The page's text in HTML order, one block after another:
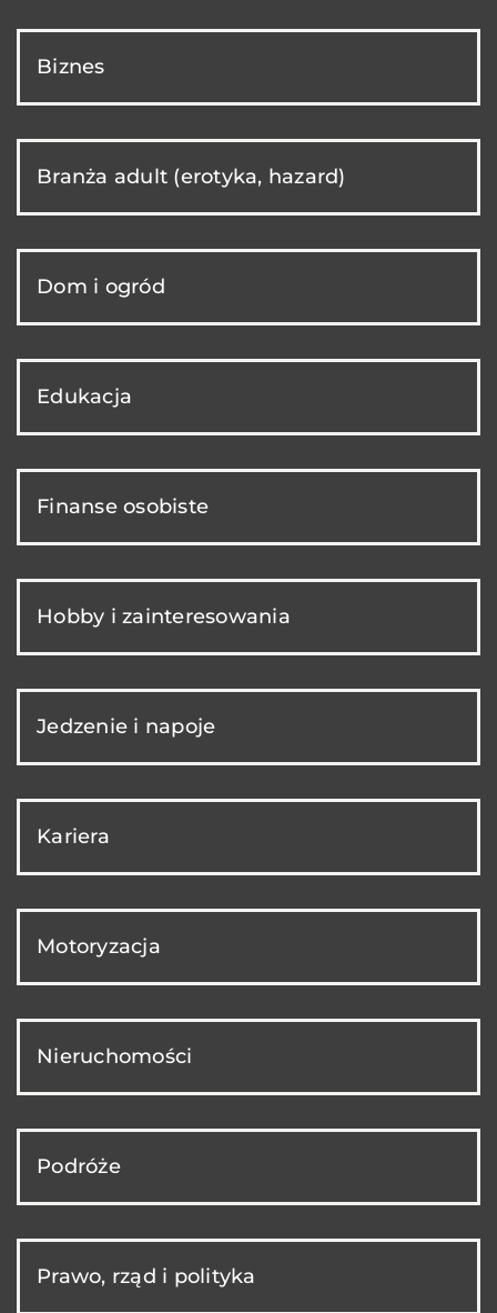
Biznes
Branża adult (erotyka, hazard)
Dom i ogród
Edukacja
Finanse osobiste
Hobby i zainteresowania
Jedzenie i napoje
Kariera
Motoryzacja
Nieruchomości
Podróże
Prawo, rząd i polityka